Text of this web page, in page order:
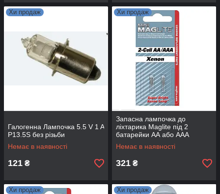
Хи продаж
Галогенна Лампочка 5.5 V 1 A
P13.5S без різьби
Немає в наявності
121 ₴
Хи продаж
Запасна лампочка до
ліхтарика Maglite під 2
батарейки АА або ААА
LM2AAA001R LM2A001R
Немає в наявності
321 ₴
Хи продаж Хи продаж